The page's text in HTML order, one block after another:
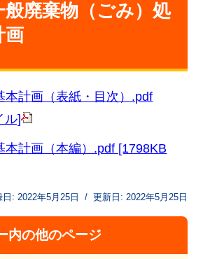
般廃棄物（ごみ）処
画
本計画（表紙・目次）.pdf
ル]
本計画（本編）.pdf [1798KB
日: 2022年5月25日 / 更新日: 2022年5月25日
内の他のページ